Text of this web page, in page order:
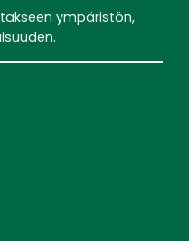
ympäristön,